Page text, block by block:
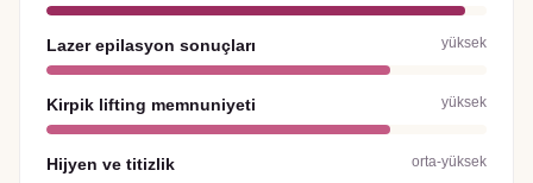
Lazer epilasyon sonuçları yüksek
Kirpik lifting memnuniyeti yüksek
Hijyen ve titizlik orta-yüksek